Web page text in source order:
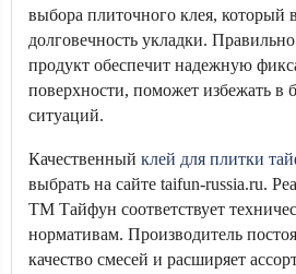
выбора плиточного клея, который
долговечность укладки.
продукт обеспечит надежную
поверхности, поможет избежать в
ситуаций.
Качественный клей для плитки
выбрать на сайте taifun-russia.ru.
ТМ Тайфун соответствует
нормативам. Производитель
качество смесей и расширяет